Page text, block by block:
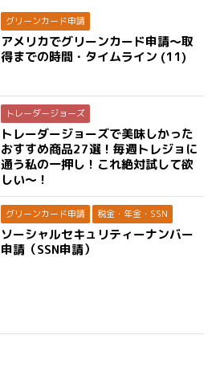
グリーンカード申請
アメリカでグリーンカード申請〜取
得までの時間・タイムライン (11)
トレーダージョーズ
トレーダージョーズで美味しかった
おすすめ商品27選！毎週トレジョに
通う私の一押し！これ絶対試して欲
しい〜！
グリーンカード申請 税金・年金・SSN
ソーシャルセキュリティーナンバー
申請（SSN申請）